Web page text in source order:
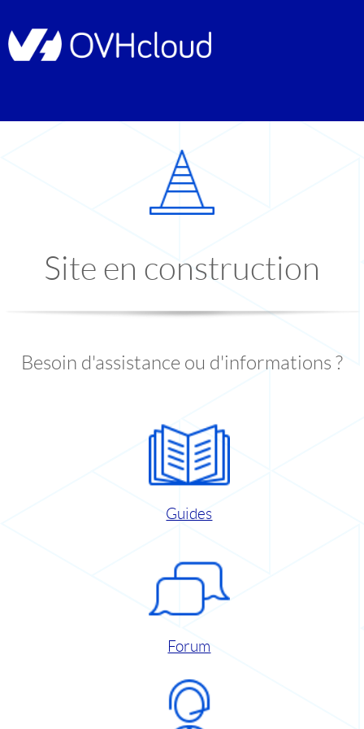
Site en construction
Besoin d'assistance ou d'informations ?
Guides
Forum